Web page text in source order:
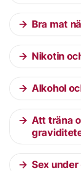
Bra mat
Nikotin
Alkohol
Att träna
Sex